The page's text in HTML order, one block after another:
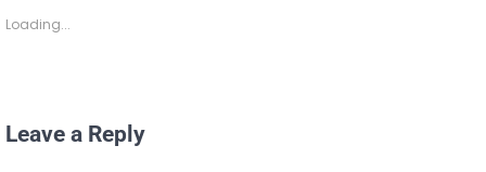
Loading...
Leave a Reply